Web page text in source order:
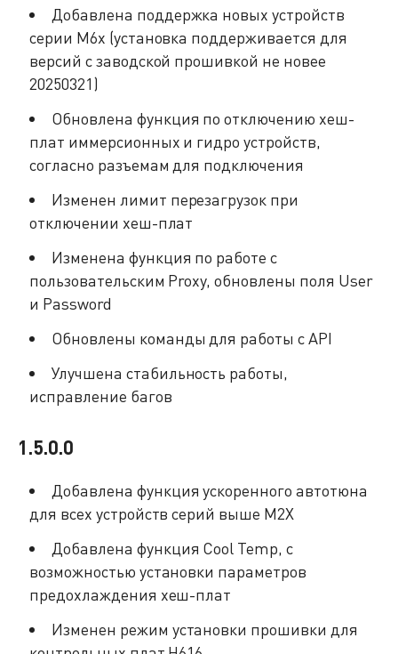
Добавлена поддержка новых устройств
серии M6x (установка поддерживается для
версий с заводской прошивкой не новее
20250321)
Обновлена функция по отключению хеш-
плат иммерсионных и гидро устройств,
согласно разъемам для подключения
Изменен лимит перезагрузок при
отключении хеш-плат
Изменена функция по работе с
пользовательским Proxy, обновлены поля User
и Password
Обновлены команды для работы с API
Улучшена стабильность работы,
исправление багов
1.5.0.0
Добавлена функция ускоренного автотюна
для всех устройств серий выше M2Х
Добавлена функция Cool Temp, с
возможностью установки параметров
предохлаждения хеш-плат
Изменен режим установки прошивки для